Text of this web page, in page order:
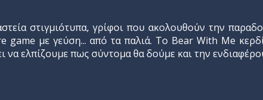
στιγμιότυπα, γρίφοι που ακολουθούν την
με γεύση... από τα παλιά. Το Bear With Me
να ελπίζουμε πως σύντομα θα δούμε και την